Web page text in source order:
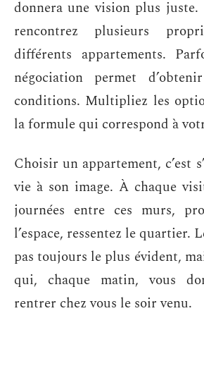
donnera une vision plus juste.
rencontrez plusieurs
différents appartements.
négociation permet
conditions. Multipliez les
la formule qui correspond à
Choisir un appartement, c’est
vie à son image. À chaque
journées entre ces murs,
l’espace, ressentez le quartier.
pas toujours le plus évident,
qui, chaque matin, vous
rentrer chez vous le soir venu.